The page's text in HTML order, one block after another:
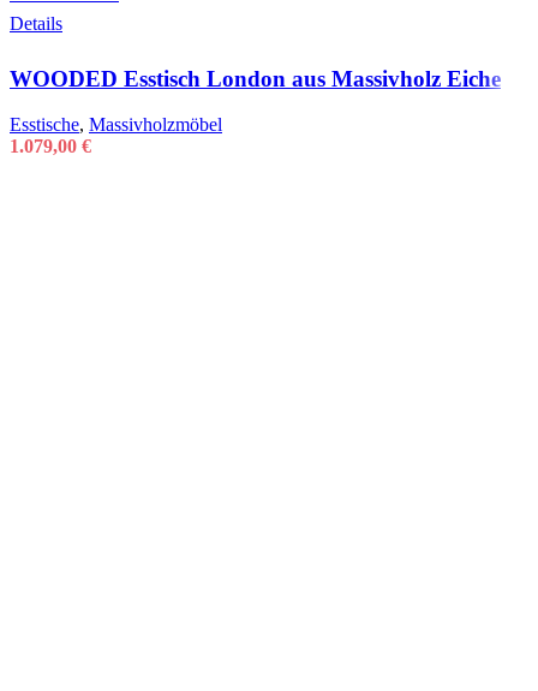
Details
WOODED Esstisch London aus Massivholz Eiche
Esstische, Massivholzmöbel
1.079,00 €